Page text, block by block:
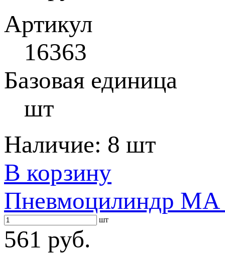
Артикул
16363
Базовая единица
шт
Наличие: 8 шт
В корзину
Пневмоцилиндр MA
шт
561 руб.